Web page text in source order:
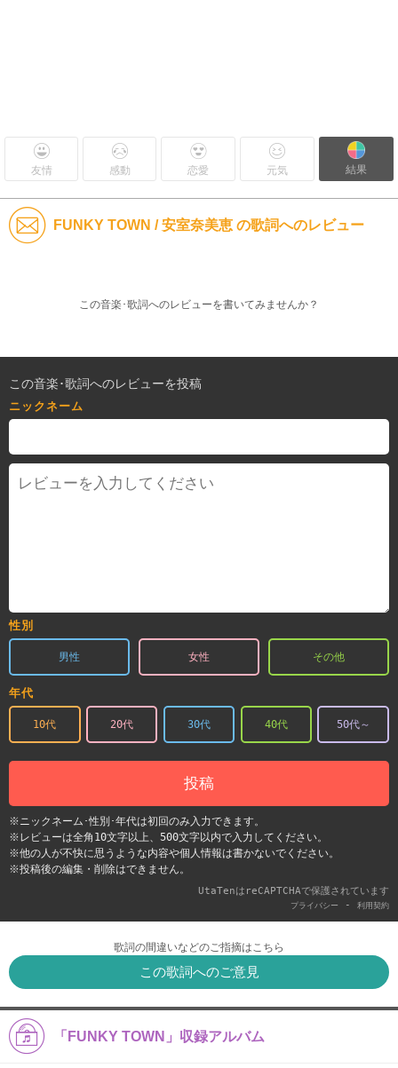
友情 感動 恋愛 元気 結果
FUNKY TOWN / 安室奈美恵 の歌詞へのレビュー
この音楽･歌詞へのレビューを書いてみませんか？
この音楽･歌詞へのレビューを投稿
ニックネーム
性別
男性 女性 その他
年代
10代 20代 30代 40代 50代～
投稿
※ニックネーム･性別･年代は初回のみ入力できます。
※レビューは全角10文字以上、500文字以内で入力してください。
※他の人が不快に思うような内容や個人情報は書かないでください。
※投稿後の編集・削除はできません。
UtaTenはreCAPTCHAで保護されています
プライバシー - 利用契約
歌詞の間違いなどのご指摘はこちら
この歌詞へのご意見
「FUNKY TOWN」収録アルバム